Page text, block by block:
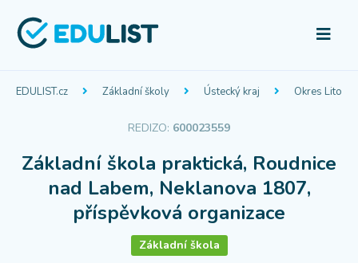
EDULIST.cz Základní školy Ústecký kraj Okres
REDIZO: 600023559
Základní škola praktická, Roudnice
nad Labem, Neklanova 1807,
příspěvková organizace
Základní škola